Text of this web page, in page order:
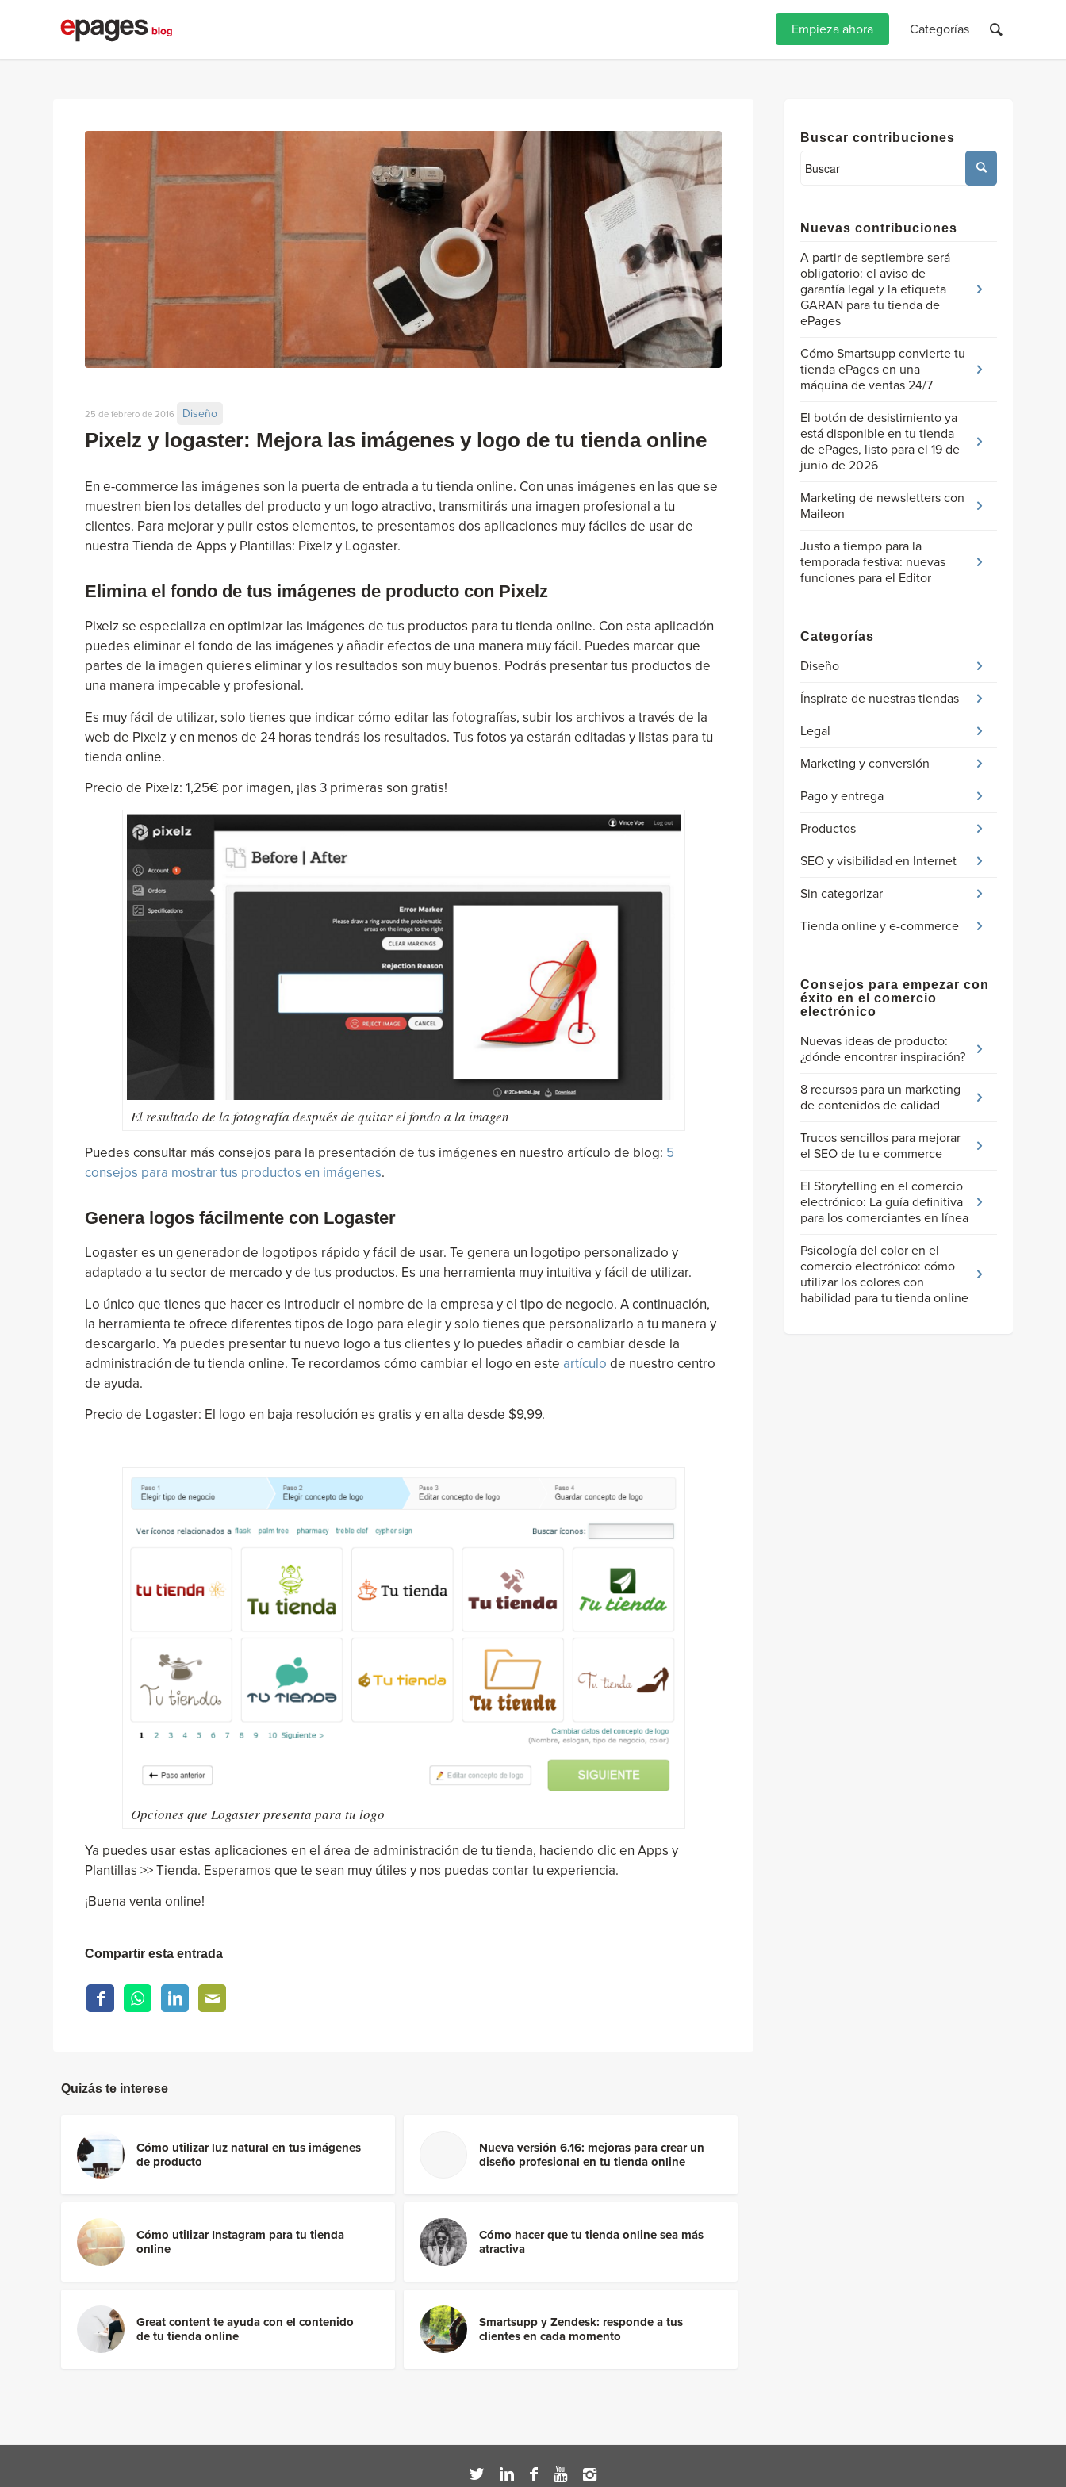
Empieza ahora Categorías
Pixelz y logaster: Mejora las imágenes y logo de tu tienda online
25 de febrero de 2016 Diseño
En e-commerce las imágenes son la puerta de entrada a tu tienda online. Con unas imágenes en las que se
muestren bien los detalles del producto y un logo atractivo, transmitirás una imagen profesional a tu
clientes. Para mejorar y pulir estos elementos, te presentamos dos aplicaciones muy fáciles de usar de
nuestra Tienda de Apps y Plantillas: Pixelz y Logaster.
Elimina el fondo de tus imágenes de producto con Pixelz
Pixelz se especializa en optimizar las imágenes de tus productos para tu tienda online. Con esta aplicación
puedes eliminar el fondo de las imágenes y añadir efectos de una manera muy fácil. Puedes marcar que
partes de la imagen quieres eliminar y los resultados son muy buenos. Podrás presentar tus productos de
una manera impecable y profesional.
Es muy fácil de utilizar, solo tienes que indicar cómo editar las fotografías, subir los archivos a través de la
web de Pixelz y en menos de 24 horas tendrás los resultados. Tus fotos ya estarán editadas y listas para tu
tienda online.
Precio de Pixelz: 1,25€ por imagen, ¡las 3 primeras son gratis!
El resultado de la fotografía después de quitar el fondo a la imagen
Puedes consultar más consejos para la presentación de tus imágenes en nuestro artículo de blog: 5
consejos para mostrar tus productos en imágenes.
Genera logos fácilmente con Logaster
Logaster es un generador de logotipos rápido y fácil de usar. Te genera un logotipo personalizado y
adaptado a tu sector de mercado y de tus productos. Es una herramienta muy intuitiva y fácil de utilizar.
Lo único que tienes que hacer es introducir el nombre de la empresa y el tipo de negocio. A continuación,
la herramienta te ofrece diferentes tipos de logo para elegir y solo tienes que personalizarlo a tu manera y
descargarlo. Ya puedes presentar tu nuevo logo a tus clientes y lo puedes añadir o cambiar desde la
administración de tu tienda online. Te recordamos cómo cambiar el logo en este artículo de nuestro centro
de ayuda.
Precio de Logaster: El logo en baja resolución es gratis y en alta desde $9,99.
Opciones que Logaster presenta para tu logo
Ya puedes usar estas aplicaciones en el área de administración de tu tienda, haciendo clic en Apps y
Plantillas >> Tienda. Esperamos que te sean muy útiles y nos puedas contar tu experiencia.
¡Buena venta online!
Compartir esta entrada
Quizás te interese
Cómo utilizar luz natural en tus imágenes
de producto
Nueva versión 6.16: mejoras para crear un
diseño profesional en tu tienda online
Cómo utilizar Instagram para tu tienda
online
Cómo hacer que tu tienda online sea más
atractiva
Great content te ayuda con el contenido
de tu tienda online
Smartsupp y Zendesk: responde a tus
clientes en cada momento
Buscar contribuciones
Nuevas contribuciones
A partir de septiembre será
obligatorio: el aviso de
garantía legal y la etiqueta
GARAN para tu tienda de
ePages
Cómo Smartsupp convierte tu
tienda ePages en una
máquina de ventas 24/7
El botón de desistimiento ya
está disponible en tu tienda
de ePages, listo para el 19 de
junio de 2026
Marketing de newsletters con
Maileon
Justo a tiempo para la
temporada festiva: nuevas
funciones para el Editor
Categorías
Diseño
Ínspirate de nuestras tiendas
Legal
Marketing y conversión
Pago y entrega
Productos
SEO y visibilidad en Internet
Sin categorizar
Tienda online y e-commerce
Consejos para empezar con
éxito en el comercio
electrónico
Nuevas ideas de producto:
¿dónde encontrar inspiración?
8 recursos para un marketing
de contenidos de calidad
Trucos sencillos para mejorar
el SEO de tu e-commerce
El Storytelling en el comercio
electrónico: La guía definitiva
para los comerciantes en línea
Psicología del color en el
comercio electrónico: cómo
utilizar los colores con
habilidad para tu tienda online